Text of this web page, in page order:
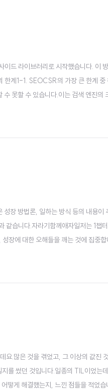
라이브러리로 시작했습니다. 이
계1-1. SEOCSR의 가장 큰 한계
못할 수 있습니다.이는 검색 엔진
장 방법론, 일하는 방식 등의 내용이
같습니다.자라기함께애자일저는 1챕
장에 대한 오해들을 깨는 것에 집중
요.많은 것을 겪었고, 그 이상의 값진
를 썼던 것입니다.일종의 TIL이었는
떻게 해결했는지, 느낀 점들을 적었습